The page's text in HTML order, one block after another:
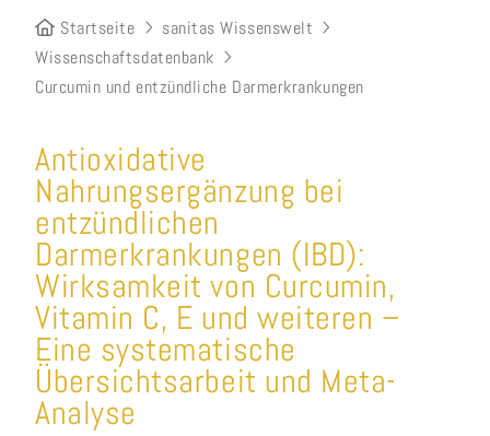
Startseite
sanitas Wissenswelt
Wissenschaftsdatenbank
Curcumin und entzündliche Darmerkrankungen
Antioxidative
Nahrungsergänzung bei
entzündlichen
Darmerkrankungen (IBD):
Wirksamkeit von Curcumin,
Vitamin C, E und weiteren –
Eine systematische
Übersichtsarbeit und Meta-
Analyse